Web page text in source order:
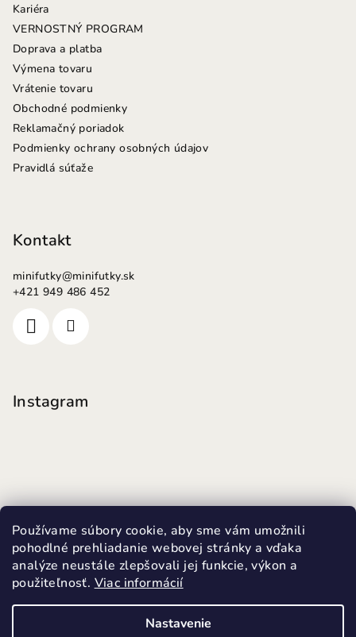
Používame súbory cookie, aby sme vám umožnili
pohodlné prehliadanie webovej stránky a vďaka
analýze neustále zlepšovali jej funkcie, výkon a
použiteľnosť. Viac informácií
Nastavenie
Kariéra
VERNOSTNÝ PROGRAM
Doprava a platba
Výmena tovaru
Vrátenie tovaru
Obchodné podmienky
Reklamačný poriadok
Podmienky ochrany osobných údajov
Pravidlá súťaže
Kontakt
minifutky@minifutky.sk
+421 949 486 452
Instagram
Sledovať na Instagrame